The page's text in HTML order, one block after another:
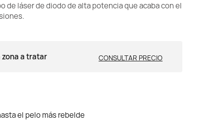
de láser de diodo de alta potencia que acaba con el
zona a tratar CONSULTAR PRECIO
el pelo más rebelde